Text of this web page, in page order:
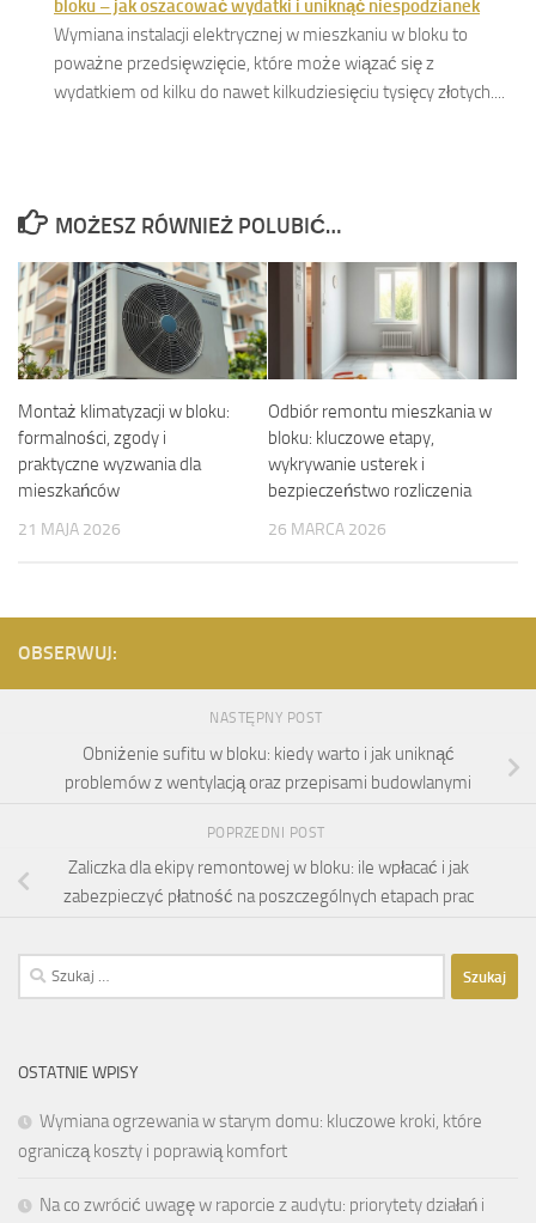
bloku – jak oszacować wydatki i uniknąć niespodzianek
Wymiana instalacji elektrycznej w mieszkaniu w bloku to
poważne przedsięwzięcie, które może wiązać się z
wydatkiem od kilku do nawet kilkudziesięciu tysięcy złotych....
MOŻESZ RÓWNIEŻ POLUBIĆ…
Montaż klimatyzacji w bloku:
formalności, zgody i
praktyczne wyzwania dla
mieszkańców
21 MAJA 2026
Odbiór remontu mieszkania w
bloku: kluczowe etapy,
wykrywanie usterek i
bezpieczeństwo rozliczenia
26 MARCA 2026
OBSERWUJ:
NASTĘPNY POST
Obniżenie sufitu w bloku: kiedy warto i jak uniknąć
problemów z wentylacją oraz przepisami budowlanymi
POPRZEDNI POST
Zaliczka dla ekipy remontowej w bloku: ile wpłacać i jak
zabezpieczyć płatność na poszczególnych etapach prac
Szukaj:
OSTATNIE WPISY
Wymiana ogrzewania w starym domu: kluczowe kroki, które
ograniczą koszty i poprawią komfort
Na co zwrócić uwagę w raporcie z audytu: priorytety działań i